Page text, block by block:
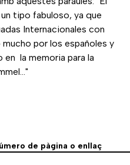
tipo fabuloso, ya que
Internacionales con
por los españoles y
la memoria para la
de pàgina o enllaç